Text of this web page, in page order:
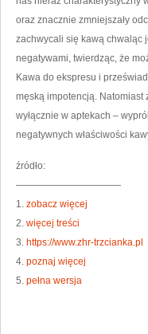
oraz znacznie zmniejszały
zachwycali się kawą chwaląc
negatywami, twierdząc, że
Kawa do ekspresu i
męską impotencją.
wyłącznie w aptekach –
negatywnych właściwości
źródło:
———————————
1. zobacz więcej
2. więcej treści
3. https://www.zhr-trzcianka.pl
4. poznaj więcej
5. pełna wersja